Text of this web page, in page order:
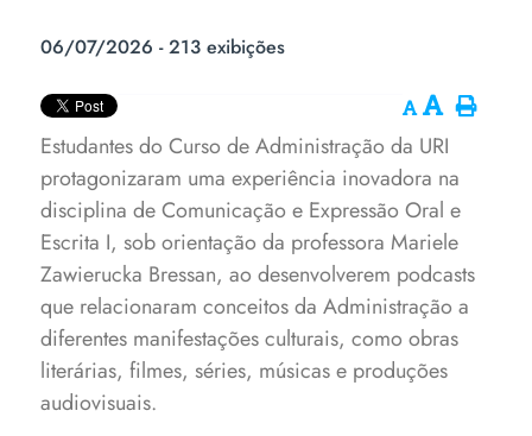
06/07/2026 - 213 exibições
Estudantes do Curso de Administração da URI
protagonizaram uma experiência inovadora na
disciplina de Comunicação e Expressão Oral e
Escrita I, sob orientação da professora Mariele
Zawierucka Bressan, ao desenvolverem podcasts
que relacionaram conceitos da Administração a
diferentes manifestações culturais, como obras
literárias, filmes, séries, músicas e produções
audiovisuais.